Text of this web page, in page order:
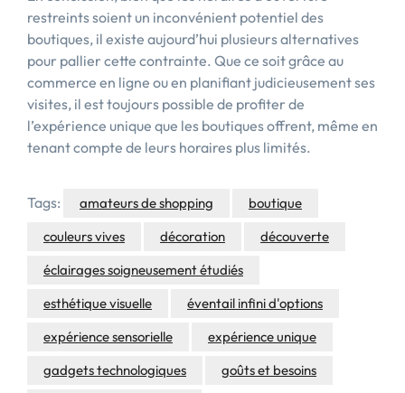
restreints soient un inconvénient potentiel des
boutiques, il existe aujourd’hui plusieurs alternatives
pour pallier cette contrainte. Que ce soit grâce au
commerce en ligne ou en planifiant judicieusement ses
visites, il est toujours possible de profiter de
l’expérience unique que les boutiques offrent, même en
tenant compte de leurs horaires plus limités.
Tags: amateurs de shopping
boutique
couleurs vives
décoration
découverte
éclairages soigneusement étudiés
esthétique visuelle
éventail infini d'options
expérience sensorielle
expérience unique
gadgets technologiques
goûts et besoins